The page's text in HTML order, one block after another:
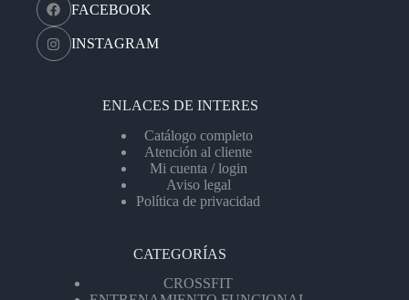
FACEBOOK
INSTAGRAM
ENLACES DE INTERES
Catálogo completo
Atención al cliente
Mi cuenta / login
Aviso legal
Política de privacidad
CATEGORÍAS
CROSSFIT